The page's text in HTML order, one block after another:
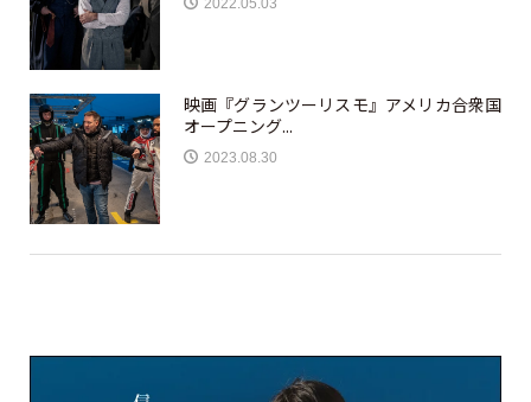
2022.05.03
映画『グランツーリスモ』アメリカ合衆国
オープニング...
2023.08.30